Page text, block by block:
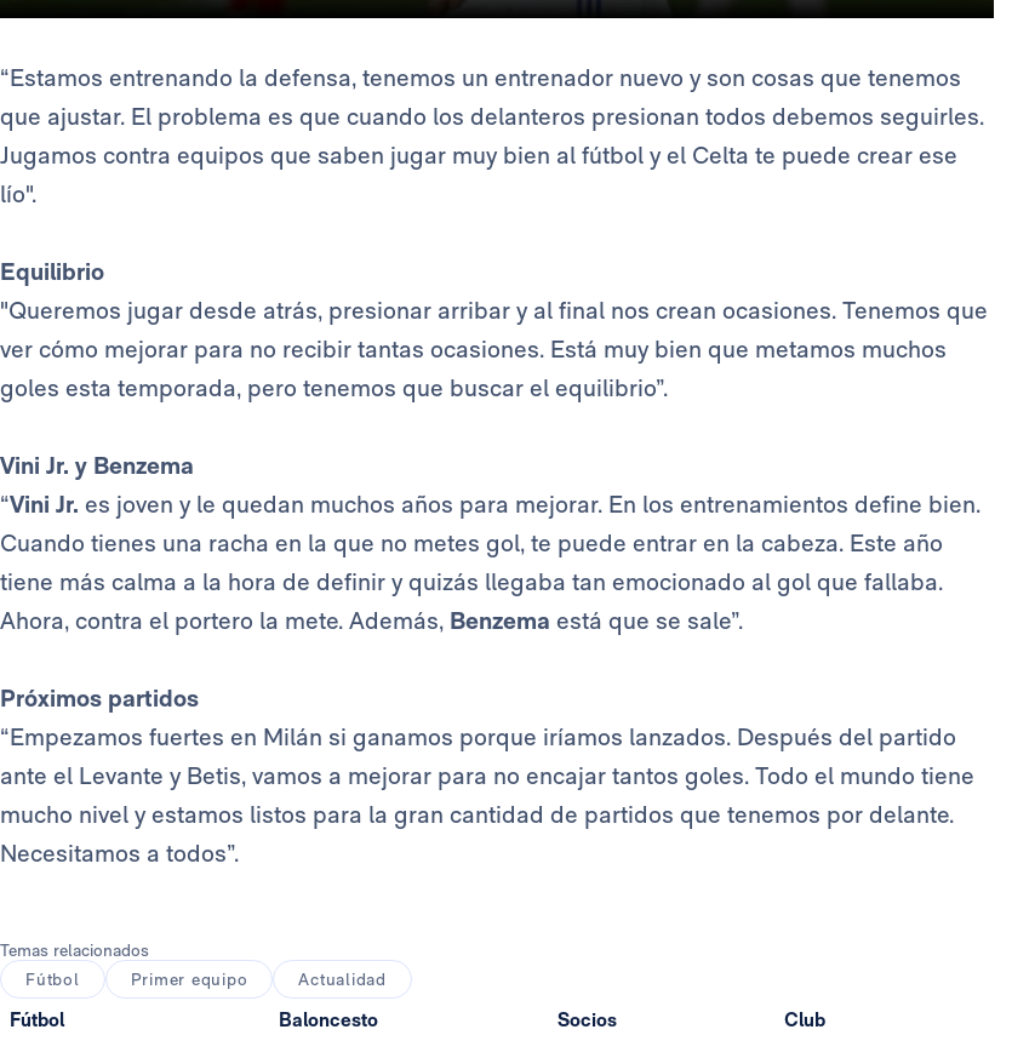
“Estamos entrenando la defensa, tenemos un entrenador nuevo y son cosas que tenemos
que ajustar. El problema es que cuando los delanteros presionan todos debemos seguirles.
Jugamos contra equipos que saben jugar muy bien al fútbol y el Celta te puede crear ese
lío".
Equilibrio
"Queremos jugar desde atrás, presionar arribar y al final nos crean ocasiones. Tenemos que
ver cómo mejorar para no recibir tantas ocasiones. Está muy bien que metamos muchos
goles esta temporada, pero tenemos que buscar el equilibrio”.
Vini Jr. y Benzema
“Vini Jr. es joven y le quedan muchos años para mejorar. En los entrenamientos define bien.
Cuando tienes una racha en la que no metes gol, te puede entrar en la cabeza. Este año
tiene más calma a la hora de definir y quizás llegaba tan emocionado al gol que fallaba.
Ahora, contra el portero la mete. Además, Benzema está que se sale”.
Próximos partidos
“Empezamos fuertes en Milán si ganamos porque iríamos lanzados. Después del partido
ante el Levante y Betis, vamos a mejorar para no encajar tantos goles. Todo el mundo tiene
mucho nivel y estamos listos para la gran cantidad de partidos que tenemos por delante.
Necesitamos a todos”.
Temas relacionados
Fútbol
Primer equipo Actualidad
Fútbol Baloncesto Socios Club